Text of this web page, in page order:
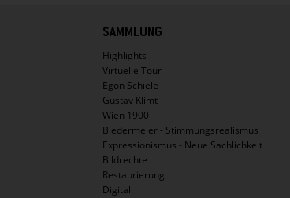
SAMMLUNG
Highlights
Virtuelle Tour
Egon Schiele
Gustav Klimt
Wien 1900
Biedermeier - Stimmungsrealismus
Expressionismus - Neue Sachlichkeit
Bildrechte
Restaurierung
Digital